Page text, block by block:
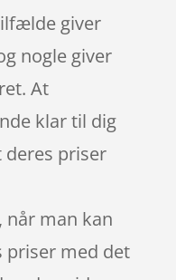
giver
nogle giver
At
klar til dig
deres priser
når man kan
priser med det